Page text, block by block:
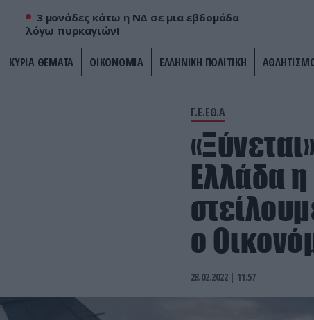
3 μονάδες κάτω η ΝΔ σε μια εβδομάδα
λόγω πυρκαγιών!
ΚΥΡΙΑ ΘΕΜΑΤΑ ΟΙΚΟΝΟΜΙΑ ΕΛΛΗΝΙΚΗ ΠΟΛΙΤΙΚΗ
Γ.Ε.ΕΘ.Α
Ελλάδα
ο
28.02.2022 | 11:57